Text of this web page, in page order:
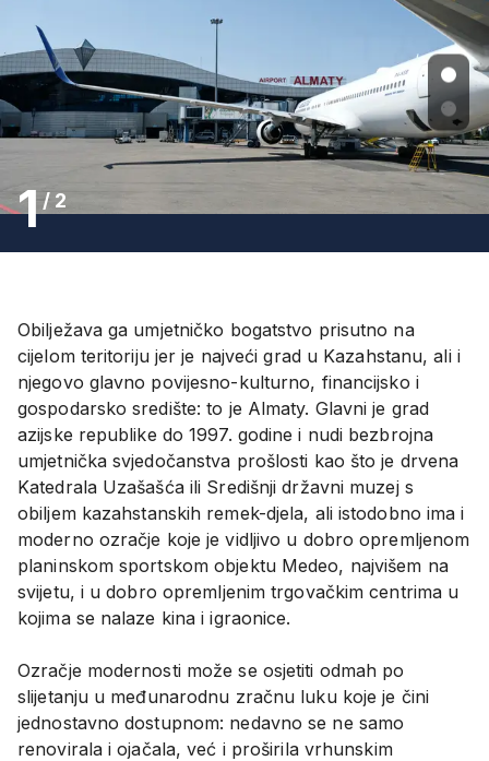
1 / 2
Obilježava ga umjetničko bogatstvo prisutno na
cijelom teritoriju jer je najveći grad u Kazahstanu, ali i
njegovo glavno povijesno-kulturno, financijsko i
gospodarsko središte: to je Almaty. Glavni je grad
azijske republike do 1997. godine i nudi bezbrojna
umjetnička svjedočanstva prošlosti kao što je drvena
Katedrala Uzašašća ili Središnji državni muzej s
obiljem kazahstanskih remek-djela, ali istodobno ima i
moderno ozračje koje je vidljivo u dobro opremljenom
planinskom sportskom objektu Medeo, najvišem na
svijetu, i u dobro opremljenim trgovačkim centrima u
kojima se nalaze kina i igraonice.
Ozračje modernosti može se osjetiti odmah po
slijetanju u međunarodnu zračnu luku koje je čini
jednostavno dostupnom: nedavno se ne samo
renovirala i ojačala, već i proširila vrhunskim